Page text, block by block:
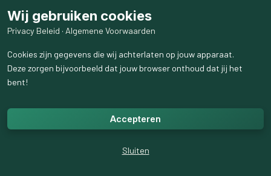
Hijis jeHelperenBevrijderals jijjetoevlucht
Wij gebruiken cookies
Privacy Beleid · Algemene Voorwaarden
Cookies zijn gegevens die wij achterlaten op jouw apparaat.
Deze zorgen bijvoorbeeld dat jouw browser onthoud dat jij het
bent!
Accepteren
Sluiten